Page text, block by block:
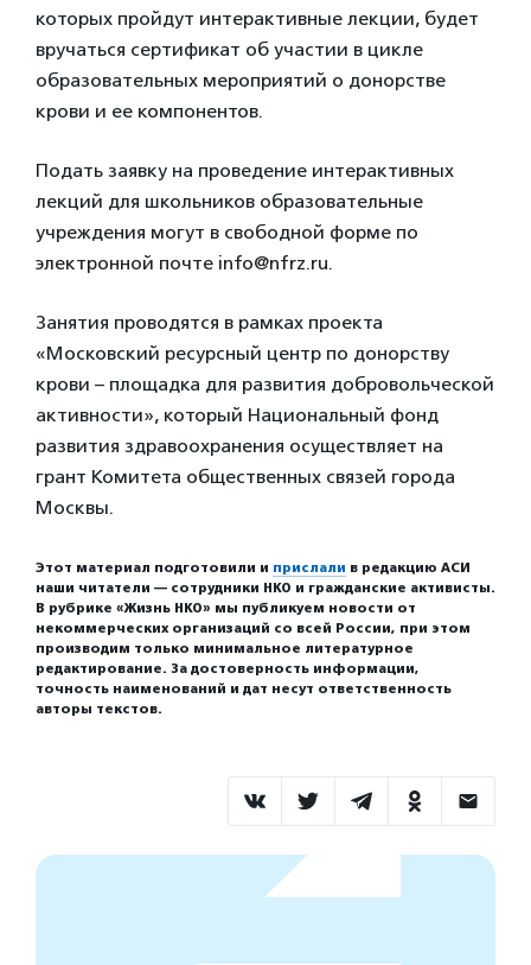
которых пройдут интерактивные лекции, будет
вручаться сертификат об участии в цикле
образовательных мероприятий о донорстве
крови и ее компонентов.
Подать заявку на проведение интерактивных
лекций для школьников образовательные
учреждения могут в свободной форме по
электронной почте info@nfrz.ru.
Занятия проводятся в рамках проекта
«Московский ресурсный центр по донорству
крови – площадка для развития добровольческой
активности», который Национальный фонд
развития здравоохранения осуществляет на
грант Комитета общественных связей города
Москвы.
Этот материал подготовили и прислали в редакцию АСИ
наши читатели — сотрудники НКО и гражданские активисты.
В рубрике «Жизнь НКО» мы публикуем новости от
некоммерческих организаций со всей России, при этом
производим только минимальное литературное
редактирование. За достоверность информации,
точность наименований и дат несут ответственность
авторы текстов.